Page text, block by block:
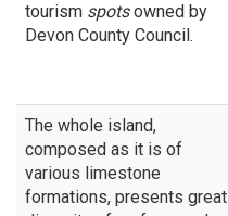
tourism spotsowned by
Devon County Council.
The whole island,
composed as it is of
various limestone
formations, presents great